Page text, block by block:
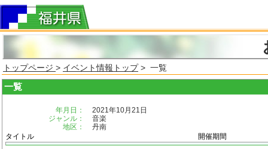
トップページ > イベント情報トップ> 一覧
一覧
年月日：
2021年10月21日
ジャンル：
音楽
地区：
丹南
タイトル
開催期間